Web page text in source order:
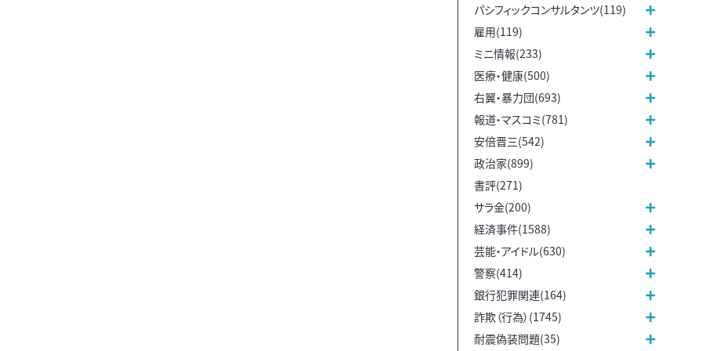
パシフィックコンサルタンツ(119)
雇用(119)
ミニ情報(233)
医療・健康(500)
右翼・暴力団(693)
報道・マスコミ(781)
安倍晋三(542)
政治家(899)
書評(271)
サラ金(200)
経済事件(1588)
芸能・アイドル(630)
警察(414)
銀行犯罪関連(164)
詐欺（行為）(1745)
耐震偽装問題(35)